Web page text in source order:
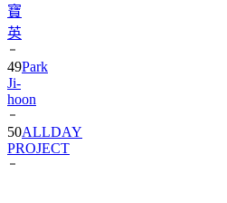
寶
英
49Park
Ji-
hoon
50ALLDAY
PROJECT